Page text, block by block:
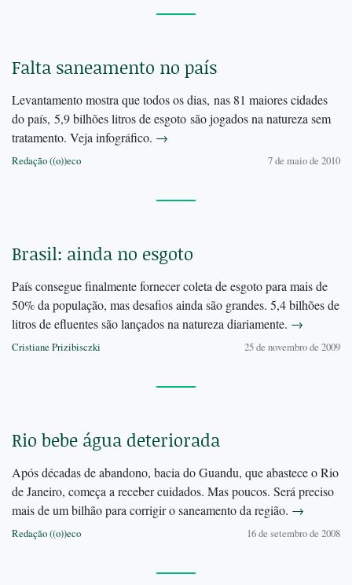
Falta saneamento no país
Levantamento mostra que todos os dias, nas 81 maiores cidades
do país, 5,9 bilhões litros de esgoto são jogados na natureza sem
tratamento. Veja infográfico. →
Redação ((o))eco 7 de maio de 2010
Brasil: ainda no esgoto
País consegue finalmente fornecer coleta de esgoto para mais de
50% da população, mas desafios ainda são grandes. 5,4 bilhões de
litros de efluentes são lançados na natureza diariamente. →
Cristiane Prizibisczki 25 de novembro de 2009
Rio bebe água deteriorada
Após décadas de abandono, bacia do Guandu, que abastece o Rio
de Janeiro, começa a receber cuidados. Mas poucos. Será preciso
mais de um bilhão para corrigir o saneamento da região. →
Redação ((o))eco 16 de setembro de 2008